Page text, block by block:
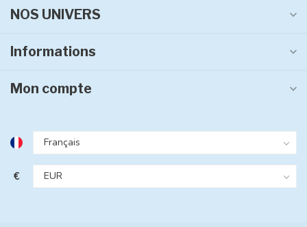
NOS UNIVERS
Informations
Mon compte
€